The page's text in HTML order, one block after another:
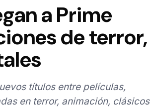
a Prime
de terror,
títulos entre películas,
en terror, animación, clásicos